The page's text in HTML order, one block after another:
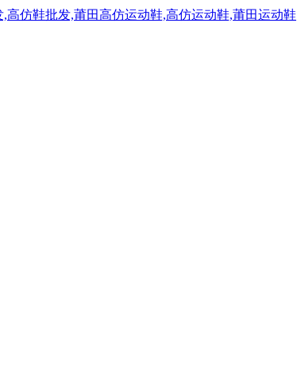
仿鞋批发,莆田高仿运动鞋,高仿运动鞋,莆田运动鞋